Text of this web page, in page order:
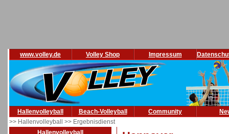
www.volley.de Volley Shop Impressum
Hallenvolleyball Beach-Volleyball Community
>> Hallenvolleyball >> Ergebnisdienst
Hallenvolleyball